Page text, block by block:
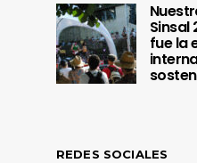
Sinsal
fue la
REDES SOCIALES